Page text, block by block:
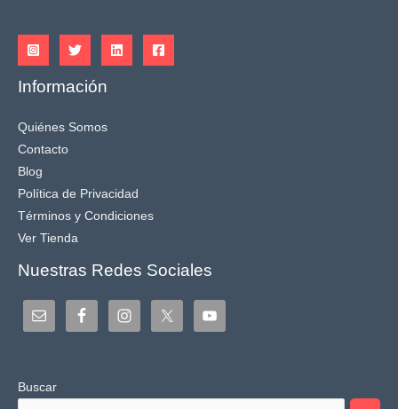
Información
Quiénes Somos
Contacto
Blog
Política de Privacidad
Términos y Condiciones
Ver Tienda
Nuestras Redes Sociales
Buscar